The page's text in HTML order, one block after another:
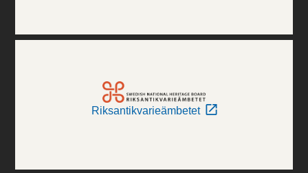
Riksantikvarieämbetet